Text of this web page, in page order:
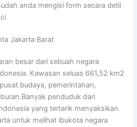
anda mengisi form secara detil
Jakarta Barat
besar dari sebuah negara
Kawasan seluas 661,52 km2
budaya, pemerintahan,
penduduk dari
yang tertarik menyaksikan
untuk melihat ibukota negara